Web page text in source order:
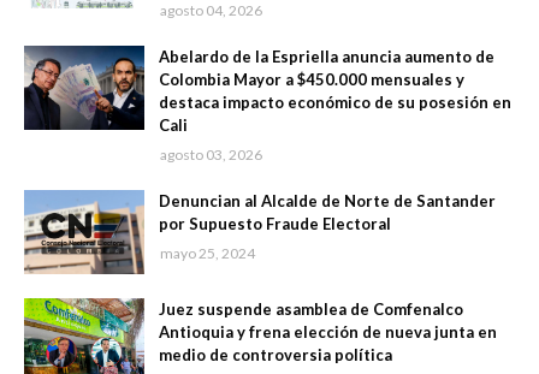
agosto 04, 2026
Abelardo de la Espriella anuncia aumento de
Colombia Mayor a $450.000 mensuales y
destaca impacto económico de su posesión en
Cali
agosto 03, 2026
Denuncian al Alcalde de Norte de Santander
por Supuesto Fraude Electoral
mayo 25, 2024
Juez suspende asamblea de Comfenalco
Antioquia y frena elección de nueva junta en
medio de controversia política